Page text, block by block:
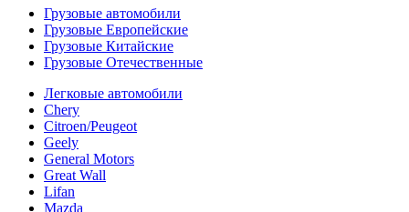
Грузовые автомобили
Грузовые Европейские
Грузовые Китайские
Грузовые Отечественные
Легковые автомобили
Chery
Citroen/Peugeot
Geely
General Motors
Great Wall
Lifan
Mazda